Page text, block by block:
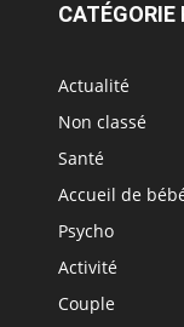
CATÉGORIE
Actualité
Non classé
Santé
Accueil de
Psycho
Activité
Couple